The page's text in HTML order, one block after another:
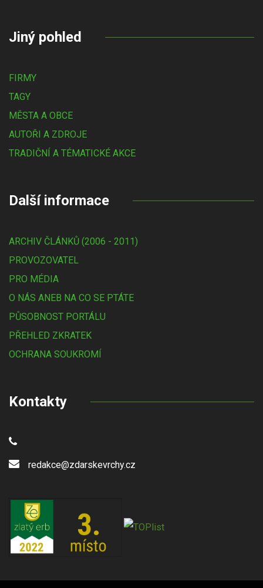
Jiný pohled
FIRMY
TAGY
MĚSTA A OBCE
AUTOŘI A ZDROJE
TRADIČNÍ A TÉMATICKÉ AKCE
Další informace
ARCHIV ČLÁNKŮ (2006 - 2011)
PROVOZOVATEL
PRO MÉDIA
O NÁS ANEB NA CO SE PTÁTE
PŮSOBNOST PORTÁLU
PŘEHLED ZKRATEK
OCHRANA SOUKROMÍ
Kontakty
redakce@zdarskevrchy.cz